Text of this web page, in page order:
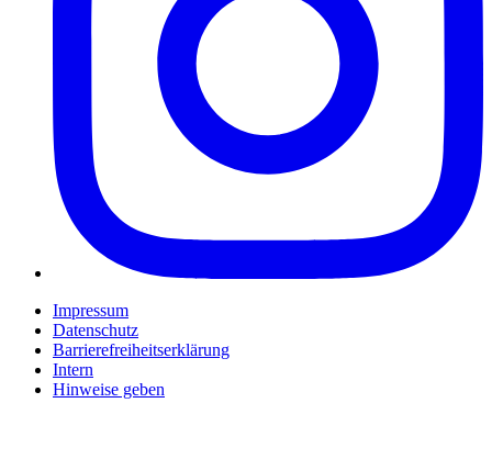
Impressum
Datenschutz
Barrierefreiheitserklärung
Intern
Hinweise geben